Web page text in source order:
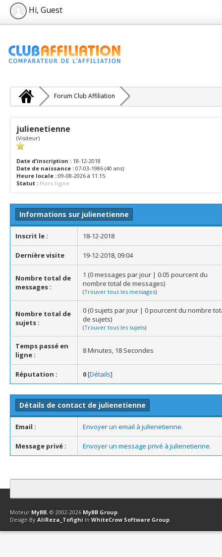
Hi, Guest
Forum Club Affiliation
julienetienne
(Visiteur)
Date d’inscription : 18-12-2018
Date de naissance : 07-03-1986 (40 ans)
Heure locale : 09-08-2026 à 11:15
Statut : Hors ligne
Informations sur julienetienne
Inscrit le : 18-12-2018
Dernière visite 19-12-2018, 09:04
Nombre total de
messages :
1 (0 messages par jour | 0.05 pourcent du
nombre total de messages)
(Trouver tous les messages)
Nombre total de
sujets :
0 (0 sujets par jour | 0 pourcent du nombre
de sujets)
(Trouver tous les sujets)
Temps passé en
ligne :
8 Minutes, 18 Secondes
Réputation : 0[Détails]
Détails de contact de julienetienne
Email : Envoyer un email à julienetienne.
Message privé : Envoyer un message privé à julienetienne.
Contact Club Affiliation Retourner en haut Version bas-débit
Moteur MyBB, © 2002-2026 MyBB Group.
Design By AliReza_Tofighi In WhiteCrow Software Group.